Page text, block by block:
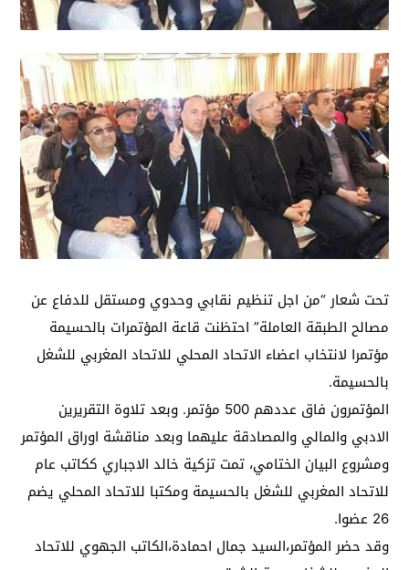
تحت شعار “من اجل تنظيم نقابي وحدوي ومستقل للدفاع عن
مصالح الطبقة العاملة” احتظنت قاعة المؤتمرات بالحسيمة
مؤتمرا لانتخاب اعضاء الاتحاد المحلي للاتحاد المغربي للشغل
بالحسيمة.
المؤتمرون فاق عددهم 500 مؤتمر. وبعد تلاوة التقريرين
الادبي والمالي والمصادقة عليهما وبعد مناقشة اوراق المؤتمر
ومشروع البيان الختامي، تمت تزكية خالد الاجباري ككاتب عام
للاتحاد المغربي للشغل بالحسيمة ومكتبا للاتحاد المحلي يضم
26 عضوا.
وقد حضر المؤتمر،السيد جمال احمادة،الكاتب الجهوي للاتحاد